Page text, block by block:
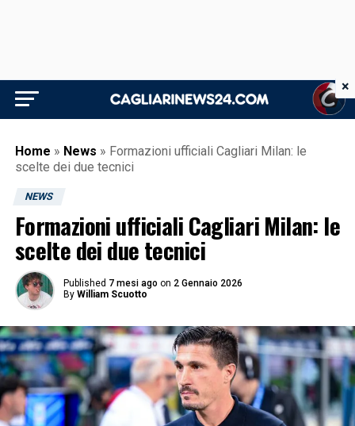
Home » News » Formazioni ufficiali Cagliari Milan: le
scelte dei due tecnici
NEWS
Formazioni ufficiali Cagliari Milan: le
scelte dei due tecnici
Published 7 mesi ago on 2 Gennaio 2026
By William Scuotto
×